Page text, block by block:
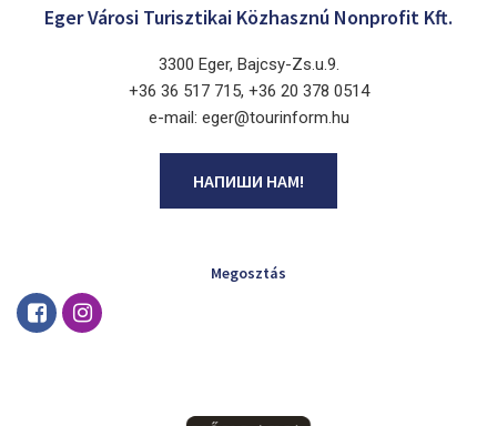
Eger Városi Turisztikai Közhasznú Nonprofit Kft.
3300 Eger, Bajcsy-Zs.u.9.
+36 36 517 715, +36 20 378 0514
e-mail: eger@tourinform.hu
НАПИШИ НАМ!
Megosztás